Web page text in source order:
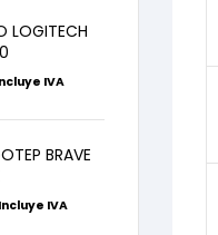
LOGITECH
IVA
BRAVE
Incluye IVA